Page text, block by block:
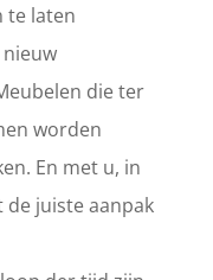
te laten
die ter
worden
En met u, in
juiste aanpak